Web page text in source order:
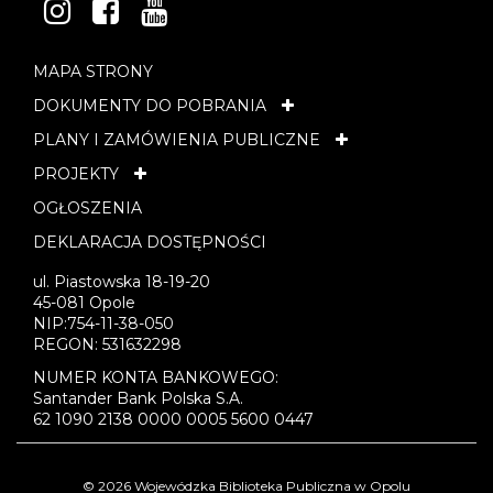
INSTAGRAM
FACEBOOK
YOUTUBE
MAPA STRONY
DOKUMENTY DO POBRANIA
PLANY I ZAMÓWIENIA PUBLICZNE
PROJEKTY
OGŁOSZENIA
DEKLARACJA DOSTĘPNOŚCI
ul. Piastowska 18-19-20
45-081 Opole
NIP:754-11-38-050
REGON: 531632298
NUMER KONTA BANKOWEGO:
Santander Bank Polska S.A.
62 1090 2138 0000 0005 5600 0447
© 2026 Wojewódzka Biblioteka Publiczna w Opolu